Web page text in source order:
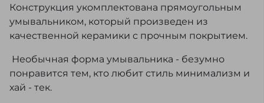
Конструкция укомплектована прямоугольным
умывальником, который произведен из
качественной керамики с прочным покрытием.
Необычная форма умывальника - безумно
понравится тем, кто любит стиль минимализм и
хай - тек.